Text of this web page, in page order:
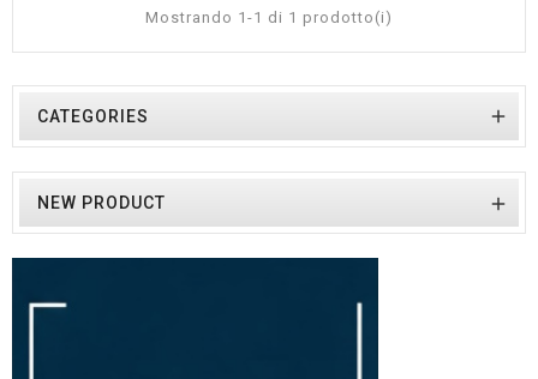
Mostrando 1-1 di 1 prodotto(i)
CATEGORIES 
NEW PRODUCT 